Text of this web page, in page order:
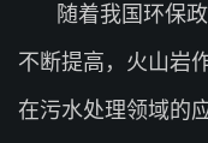
随着我国环保
不断提高，火山岩
在污水处理领域的